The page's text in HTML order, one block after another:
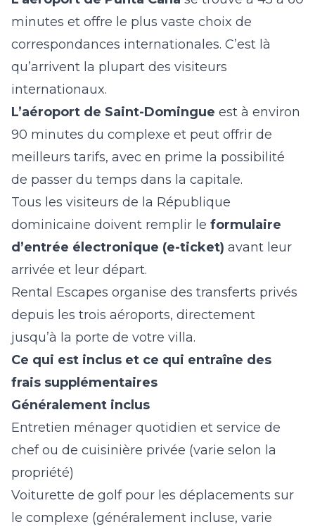
minutes et offre le plus vaste choix de
correspondances internationales. C’est là
qu’arrivent la plupart des visiteurs
internationaux.
L’aéroport de Saint-Domingue est à environ
90 minutes du complexe et peut offrir de
meilleurs tarifs, avec en prime la possibilité
de passer du temps dans la capitale.
Tous les visiteurs de la République
dominicaine doivent remplir le formulaire
d’entrée électronique (e-ticket) avant leur
arrivée et leur départ.
Rental Escapes organise des transferts privés
depuis les trois aéroports, directement
jusqu’à la porte de votre villa.
Ce qui est inclus et ce qui entraîne des
frais supplémentaires
Généralement inclus
Entretien ménager quotidien et service de
chef ou de cuisinière privée (varie selon la
propriété)
Voiturette de golf pour les déplacements sur
le complexe (généralement incluse, varie